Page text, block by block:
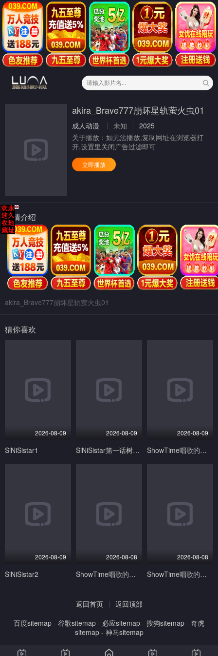
akira_Brave777崩坏星轨萤火虫01
成人动漫 未知
2025
关于播放： 如无法播放,复制网址在浏览器打
开,设置里关闭广告过滤即可
立即播放
剧情介绍
akira_Brave777崩坏星轨萤火虫01
猜你喜欢
2026-08-09
SiNiSistar1
2026-08-09
SiNiSistar第一话树海之魔ACJDP-0057
2026-08-09
ShowTime唱歌的大姐姐也想做第二季_第08集
2026-08-09
SiNiSistar2
2026-08-08
ShowTime唱歌的大姐姐也想做第二季_第03集
2026-08-08
ShowTime唱歌的大姐姐也想做第二季_第05集
返回首页
返回顶部
百度sitemap - 谷歌sitemap - 必应sitemap - 搜狗sitemap - 奇虎
sitemap- 神马sitemap